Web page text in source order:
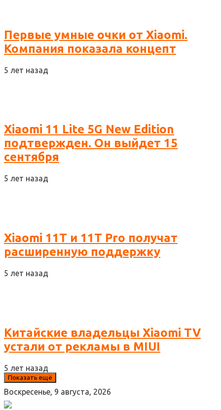
Первые умные очки от Xiaomi.
Компания показала концепт
5 лет назад
Xiaomi 11 Lite 5G New Edition
подтвержден. Он выйдет 15
сентября
5 лет назад
Xiaomi 11T и 11T Pro получат
расширенную поддержку
5 лет назад
Китайские владельцы Xiaomi TV
устали от рекламы в MIUI
5 лет назад
Показать ещё
Воскресенье, 9 августа, 2026